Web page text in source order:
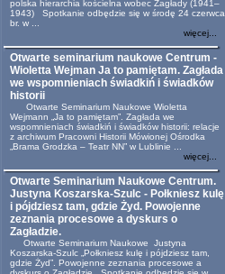
polska hierarchia kościelna wobec Zagłady (1941–
1943) Spotkanie odbędzie się w środę 24 czerwca
br. w ...
więcej...
Otwarte seminarium naukowe Centrum -
Wioletta Wejman Ja to pamiętam. Zagłada
we wspomnieniach świadkiń i świadków
historii
Otwarte Seminarium Naukowe Wioletta
Wejmann „Ja to pamiętam”. Zagłada we
wspomnieniach świadkiń i świadków historii: relacje
z archiwum Pracowni Historii Mówionej Ośrodka
„Brama Grodzka – Teatr NN” w Lublinie ...
więcej...
Otwarte Seminarium Naukowe Centrum.
Justyna Koszarska-Szulc - Połkniesz kulę
i pójdziesz tam, gdzie Żyd. Powojenne
zeznania procesowe a dyskurs o
Zagładzie.
Otwarte Seminarium Naukowe Justyna
Koszarska-Szulc „Połkniesz kulę i pójdziesz tam,
gdzie Żyd”. Powojenne zeznania procesowe a